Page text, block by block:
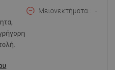
Μειονεκτήματα: -